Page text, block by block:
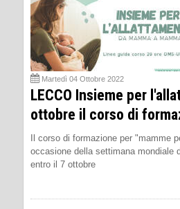
Martedì 04 Ottobre 2022
LECCO Insieme per
ottobre il corso di
Il corso di formazione per "mamme
occasione della settimana mondiale
entro il 7 ottobre